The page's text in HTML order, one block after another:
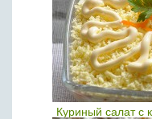
Куриный салат с